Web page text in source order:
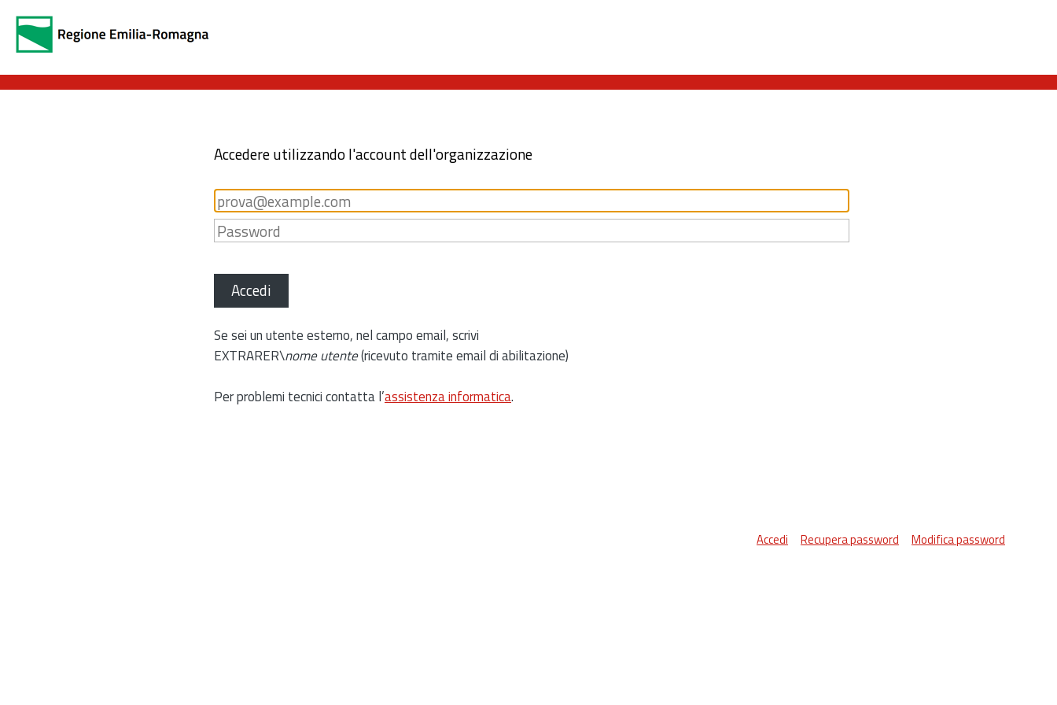
Accedere utilizzando l'account dell'organizzazione
Accedi
Se sei un utente esterno, nel campo email, scrivi
EXTRARER\nome utente(ricevuto tramite email di abilitazione)
Per problemi tecnici contatta l’assistenza informatica.
Accedi Recupera password Modifica password